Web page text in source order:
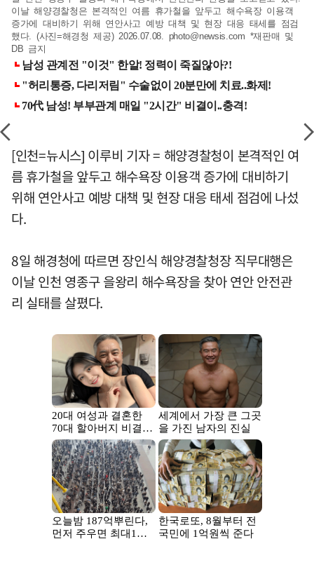
이날 해양경찰청은 본격적인 여름 휴가철을 앞두고 해수욕장 이용객
증가에 대비하기 위해 연안사고 예방 대책 및 현장 대응 태세를 점검
했다. (사진=해경청 제공) 2026.07.08. photo@newsis.com *재판매 및
DB 금지
[인천=뉴시스] 이루비 기자 = 해양경찰청이 본격적인 여
름 휴가철을 앞두고 해수욕장 이용객 증가에 대비하기
위해 연안사고 예방 대책 및 현장 대응 태세 점검에 나섰
다.
8일 해경청에 따르면 장인식 해양경찰청장 직무대행은
이날 인천 영종구 을왕리 해수욕장을 찾아 연안 안전관
리 실태를 살폈다.